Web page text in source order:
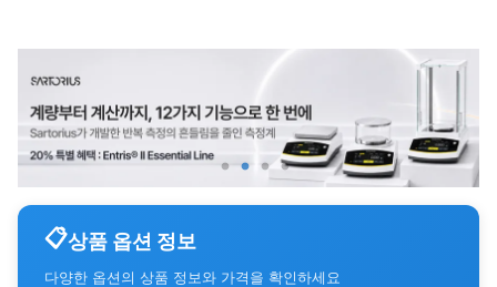
상품 옵션 정보
다양한 옵션의 상품 정보와 가격을 확인하세요